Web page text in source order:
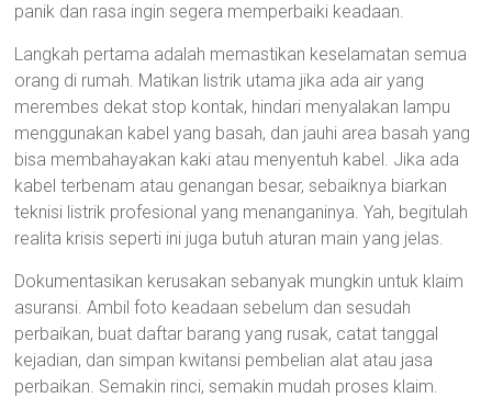
panik dan rasa ingin segera memperbaiki keadaan.
Langkah pertama adalah memastikan keselamatan semua
orang di rumah. Matikan listrik utama jika ada air yang
merembes dekat stop kontak, hindari menyalakan lampu
menggunakan kabel yang basah, dan jauhi area basah yang
bisa membahayakan kaki atau menyentuh kabel. Jika ada
kabel terbenam atau genangan besar, sebaiknya biarkan
teknisi listrik profesional yang menanganinya. Yah, begitulah
realita krisis seperti ini juga butuh aturan main yang jelas.
Dokumentasikan kerusakan sebanyak mungkin untuk klaim
asuransi. Ambil foto keadaan sebelum dan sesudah
perbaikan, buat daftar barang yang rusak, catat tanggal
kejadian, dan simpan kwitansi pembelian alat atau jasa
perbaikan. Semakin rinci, semakin mudah proses klaim.